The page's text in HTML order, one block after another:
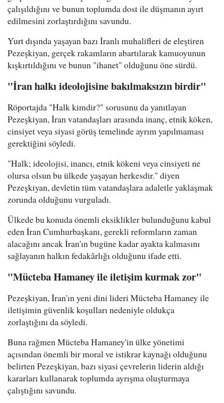
çalışıldığını ve bunun toplumda dost ile düşmanın ayırt
edilmesini zorlaştırdığını savundu.
Yurt dışında yaşayan bazı İranlı muhalifleri de eleştiren
Pezeşkiyan, gerçek rakamların abartılarak kamuoyunun
kışkırtıldığını ve bunun "ihanet" olduğunu öne sürdü.
"İran halkı ideolojisine bakılmaksızın birdir"
Röportajda "Halk kimdir?" sorusunu da yanıtlayan
Pezeşkiyan, İran vatandaşları arasında inanç, etnik köken,
cinsiyet veya siyasi görüş temelinde ayrım yapılmaması
gerektiğini söyledi.
"Halk; ideolojisi, inancı, etnik kökeni veya cinsiyeti ne
olursa olsun bu ülkede yaşayan herkesdir." diyen
Pezeşkiyan, devletin tüm vatandaşlara adaletle yaklaşmak
zorunda olduğunu vurguladı.
Ülkede bu konuda önemli eksiklikler bulunduğunu kabul
eden İran Cumhurbaşkanı, gerekli reformların zaman
alacağını ancak İran'ın bugüne kadar ayakta kalmasını
sağlayanın halkın fedakârlığı olduğunu ifade etti.
"Mücteba Hamaney ile iletişim kurmak zor"
Pezeşkiyan, İran'ın yeni dini lideri Mücteba Hamaney ile
iletişimin güvenlik koşulları nedeniyle oldukça
zorlaştığını da söyledi.
Buna rağmen Mücteba Hamaney'in ülke yönetimi
açısından önemli bir moral ve istikrar kaynağı olduğunu
belirten Pezeşkiyan, bazı siyasi çevrelerin liderin aldığı
kararları kullanarak toplumda ayrışma oluşturmaya
çalıştığını savundu.